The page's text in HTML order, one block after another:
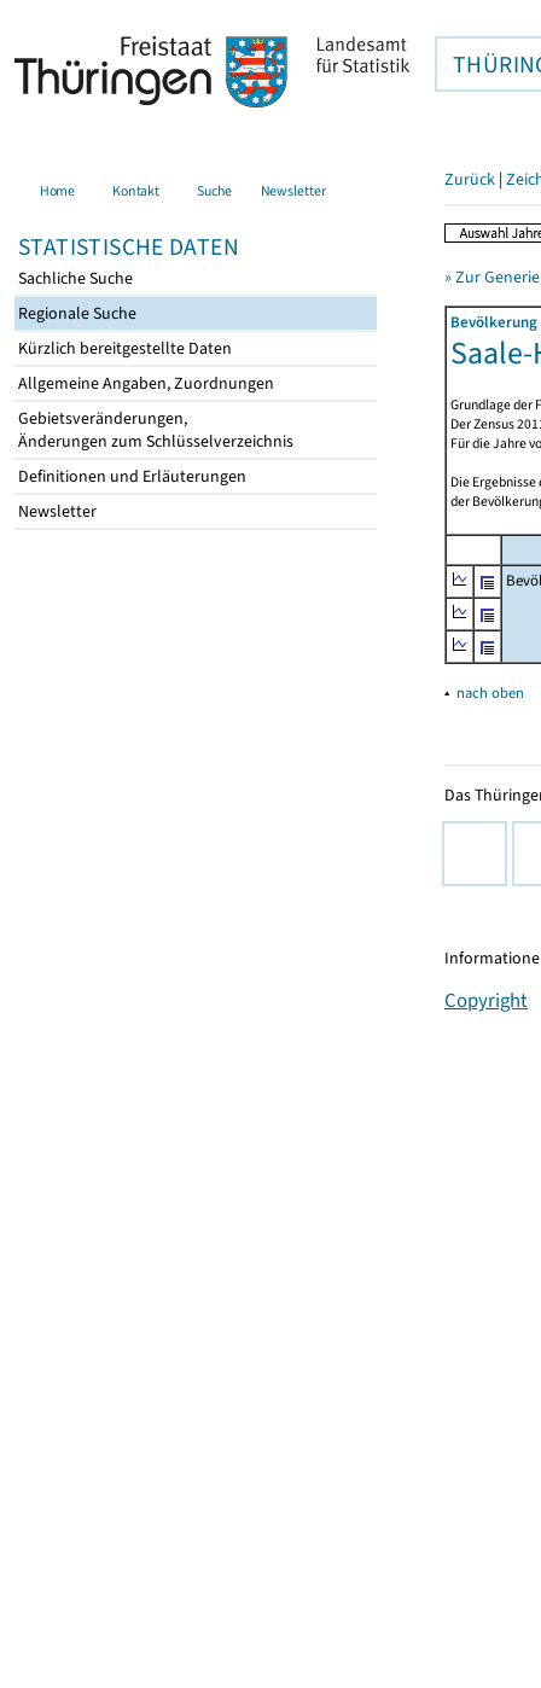
Home Kontakt Suche Newsletter
STATISTISCHE DATEN
Sachliche Suche
Regionale Suche
Kürzlich bereitgestellte Daten
Allgemeine Angaben, Zuordnungen
Gebietsveränderungen,
Änderungen zum Schlüsselverzeichnis
Definitionen und Erläuterungen
Newsletter
Zurück |
» Zur
Grundlage der
Der Zensus
Für die Jahre
Die
der
▴ nach oben
Das
Copyright